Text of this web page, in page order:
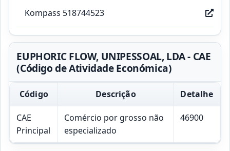
Kompass 518744523
EUPHORIC FLOW, UNIPESSOAL, LDA - CAE
(Código de Atividade Económica)
Código Descrição Detalhe
CAE
Principal
Comércio por grosso não
especializado
46900